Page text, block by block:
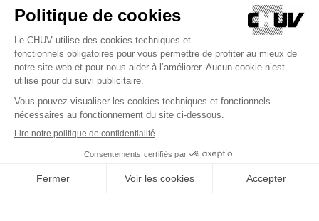
Cookies
(ouvre une nouvelle fenêtre)
(ouvre une nouvelle fenêtre)
Dernière mise à jour le 13/08/2025 à 10:19